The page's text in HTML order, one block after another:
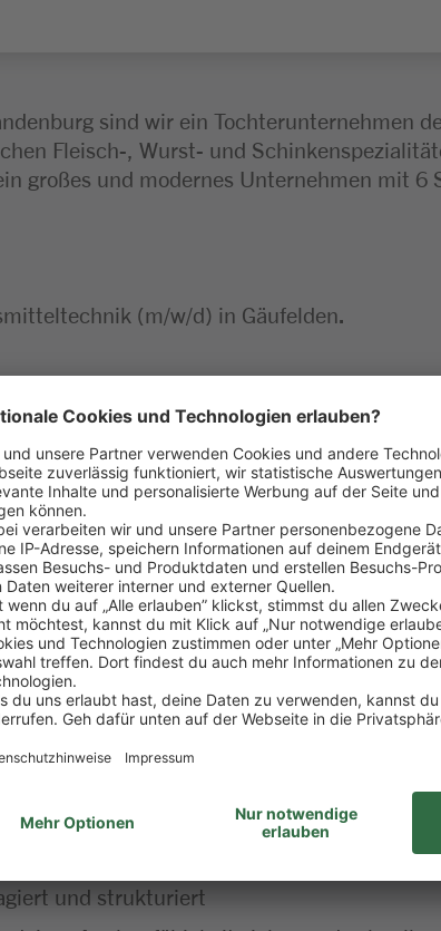
sind wir ein Tochterunternehmen
Fleisch-, Wurst- und
großes und modernes Unternehmen mit
(m/w/d) in Gäufelden.
Arbeitsabläufe im Bereich der
Produktionsanlagen und
bei der Arbeit, des Umweltschutzes sowie
her und du reinigst, pflegst und wartest
der Prozessabläufe und der
Daten
Bildungsabschluss mit guten Noten
Spaß
umgehen
und strukturiert